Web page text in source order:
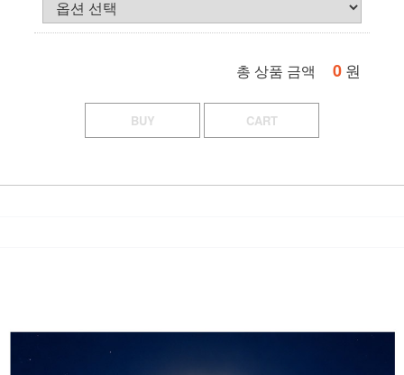
총 상품 금액 0 원
BUY CART